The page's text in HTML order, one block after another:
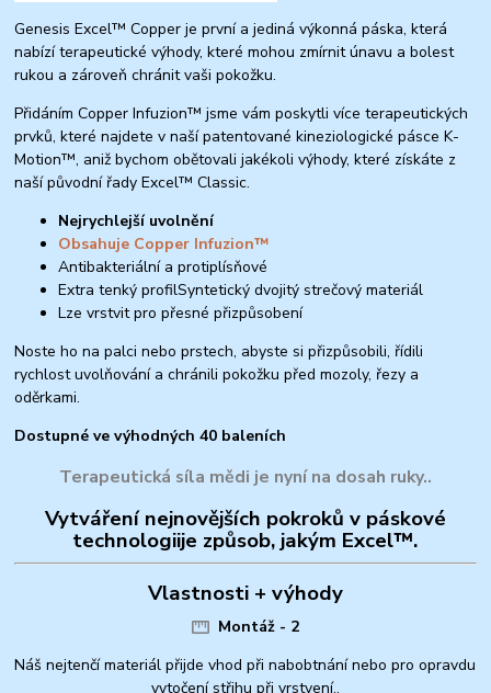
Genesis Excel™ Copper je první a jediná výkonná páska, která
nabízí terapeutické výhody, které mohou zmírnit únavu a bolest
rukou a zároveň chránit vaši pokožku.
Přidáním Copper Infuzion™ jsme vám poskytli více terapeutických
prvků, které najdete v naší patentované kineziologické pásce K-
Motion™, aniž bychom obětovali jakékoli výhody, které získáte z
naší původní řady Excel™ Classic.
Nejrychlejší uvolnění
Obsahuje Copper Infuzion™
Antibakteriální a protiplísňové
Extra tenký profilSyntetický dvojitý strečový materiál
Lze vrstvit pro přesné přizpůsobení
Noste ho na palci nebo prstech, abyste si přizpůsobili, řídili
rychlost uvolňování a chránili pokožku před mozoly, řezy a
oděrkami.
Dostupné ve výhodných 40 baleních
Terapeutická síla mědi je nyní na dosah ruky..
Vytváření nejnovějších pokroků v páskové
technologiije způsob, jakým Excel™.
Vlastnosti + výhody
Montáž - 2
Náš nejtenčí materiál přijde vhod při nabobtnání nebo pro opravdu
vytočení střihu při vrstvení..